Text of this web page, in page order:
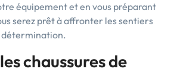
équipement et en vous préparant
serez prêt à affronter les sentiers
détermination.
chaussures de